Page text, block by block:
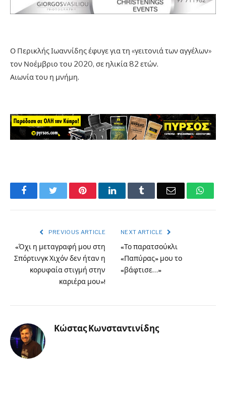
Ο Περικλής Ιωαννίδης έφυγε για τη «γειτονιά των αγγέλων»
τον Νοέμβριο του 2020, σε ηλικία 82 ετών.
Αιωνία του η μνήμη.
FacebookTwitter PinterestLinkedInTumblr Email
PREVIOUS ARTICLE
«Όχι η μεταγραφή μου στη
Σπόρτινγκ Χιχόν δεν ήταν η
κορυφαία στιγμή στην
καριέρα μου»!
NEXT ARTICLE
«Το παρατσούκλι
«Παπύρας» μου το
«βάφτισε…»
Κώστας Κωνσταντινίδης